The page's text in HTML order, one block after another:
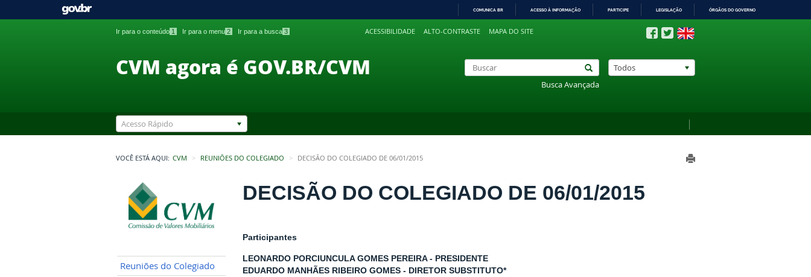
PARA
COMUNICA BR ACESSO À INFORMAÇÃO PARTICIPE LEGISLAÇÃO ÓRGÃOS DO GOVERNO
Ir para o conteúdo 1 Ir para o menu 2 Ir para a busca 3 ACESSIBILIDADE ALTO-CONTRASTE MAPA DO SITE
CVM agora é GOV.BR/CVM
Busca Avançada
Todos
Acesso Rápido
VOCÊ ESTÁ AQUI: CVM REUNIÕES DO COLEGIADO DECISÃO DO COLEGIADO DE 06/01/2015
Reuniões do Colegiado
DECISÃO DO COLEGIADO DE 06/01/2015
Participantes
LEONARDO PORCIUNCULA GOMES PEREIRA - PRESIDENTE
EDUARDO MANHÃES RIBEIRO GOMES - DIRETOR SUBSTITUTO*